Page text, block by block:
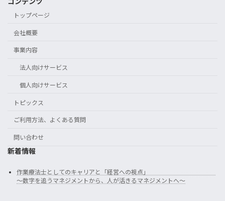
トップページ
会社概要
事業内容
法人向けサービス
個人向けサービス
トピックス
ご利用方法、よくある質問
問い合わせ
新着情報
作業療法士としてのキャリアと「経営への視点」
～数字を追うマネジメントから、人が活きるマネジメントへ～